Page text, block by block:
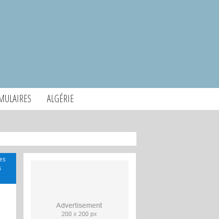
ALGÉRIE